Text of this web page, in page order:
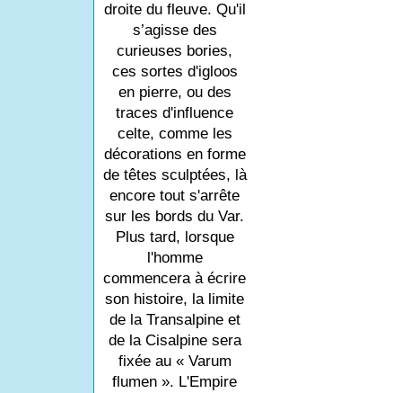
droite du fleuve. Qu'il
s’agisse des
curieuses bories,
ces sortes d'igloos
en pierre, ou des
traces d'influence
celte, comme les
décorations en forme
de têtes sculptées, là
encore tout s'arrête
sur les bords du Var.
Plus tard, lorsque
l'homme
commencera à écrire
son histoire, la limite
de la Transalpine et
de la Cisalpine sera
fixée au « Varum
flumen ». L'Empire